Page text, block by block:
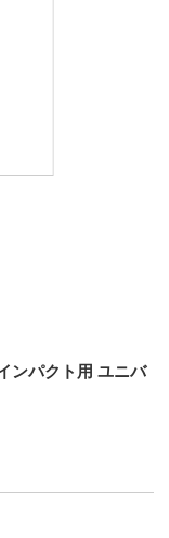
ンパクト用 ユニバ